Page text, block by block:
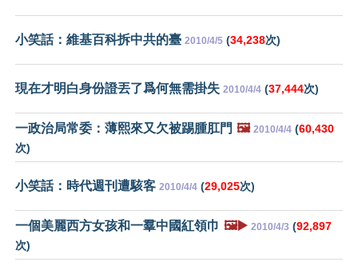
小笑話：維基百科拆中共的臺 2010/4/5 (34,238次)
現在才明白身份證丟了爲何無需掛失 2010/4/4 (37,444次)
一政治局常委：薄熙來又欠被踢腫肛門 🖼️ 2010/4/4 (60,430
次)
小笑話：時代週刊遭駭客 2010/4/4 (29,025次)
一個美麗西方女孩和一羣中國紅領巾 🖼️▶️ 2010/4/3 (92,897
次)